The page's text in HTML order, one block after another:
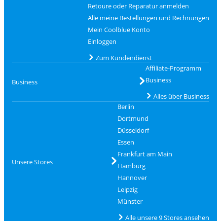
Retoure oder Reparatur anmelden
Alle meine Bestellungen und Rechnungen
Mein Coolblue Konto
Einloggen
Zum Kundendienst
Business
Affiliate-Programm
Business
Alles über Business
Unsere Stores
Berlin
Dortmund
Düsseldorf
Essen
Frankfurt am Main
Hamburg
Hannover
Leipzig
Münster
Alle unsere 9 Stores ansehen